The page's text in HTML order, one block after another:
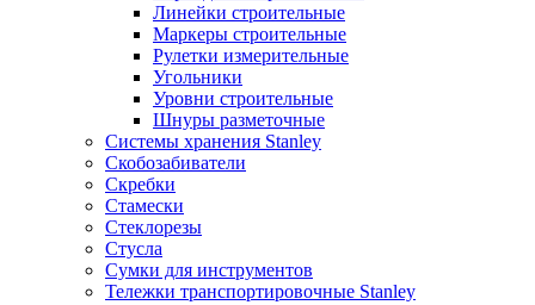
Линейки строительные
Маркеры строительные
Рулетки измерительные
Угольники
Уровни строительные
Шнуры разметочные
Системы хранения Stanley
Скобозабиватели
Скребки
Стамески
Стеклорезы
Стусла
Сумки для инструментов
Тележки транспортировочные Stanley